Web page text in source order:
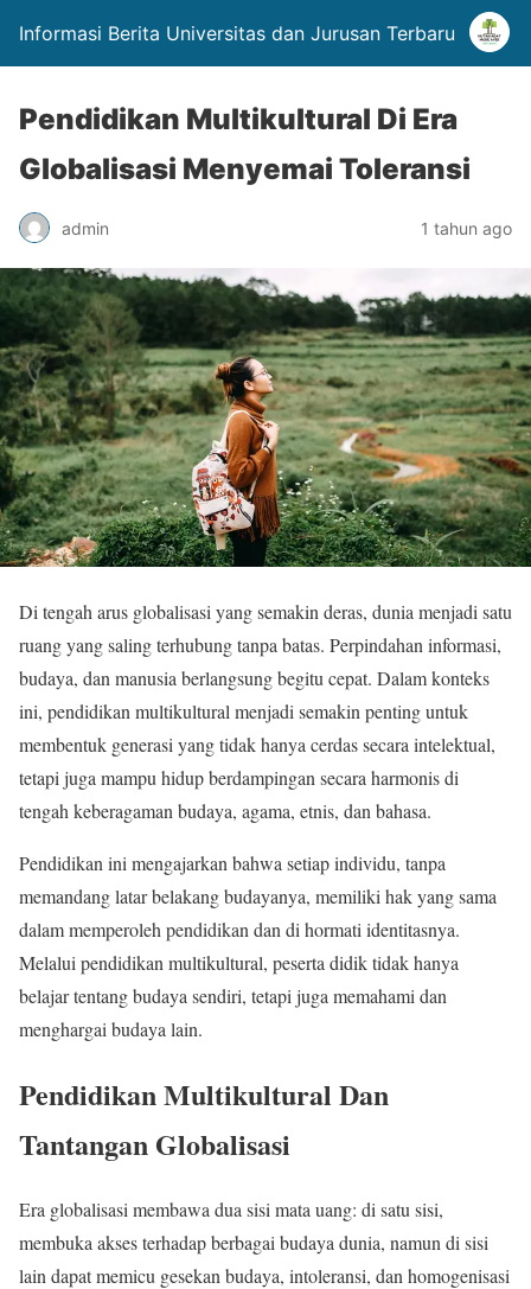
Informasi Berita Universitas dan Jurusan Terbaru
Pendidikan Multikultural Di Era
Globalisasi Menyemai Toleransi
admin 1 tahun ago
Di tengah arus globalisasi yang semakin deras, dunia menjadi satu
ruang yang saling terhubung tanpa batas. Perpindahan informasi,
budaya, dan manusia berlangsung begitu cepat. Dalam konteks
ini, pendidikan multikultural menjadi semakin penting untuk
membentuk generasi yang tidak hanya cerdas secara intelektual,
tetapi juga mampu hidup berdampingan secara harmonis di
tengah keberagaman budaya, agama, etnis, dan bahasa.
Pendidikan ini mengajarkan bahwa setiap individu, tanpa
memandang latar belakang budayanya, memiliki hak yang sama
dalam memperoleh pendidikan dan di hormati identitasnya.
Melalui pendidikan multikultural, peserta didik tidak hanya
belajar tentang budaya sendiri, tetapi juga memahami dan
menghargai budaya lain.
Pendidikan Multikultural Dan
Tantangan Globalisasi
Era globalisasi membawa dua sisi mata uang: di satu sisi,
membuka akses terhadap berbagai budaya dunia, namun di sisi
lain dapat memicu gesekan budaya, intoleransi, dan homogenisasi